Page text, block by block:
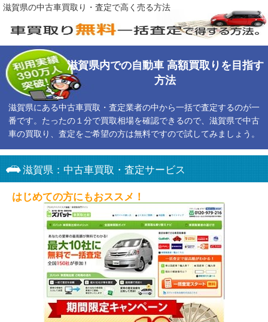
滋賀県の中古車買取り・査定で高く売る方法
滋賀県内での自動車 高額買取りを目指す
方法
滋賀県にある中古車買取・査定業者の中から一括で査定するのが一
番です。たったの１分で買取相場を確認できるので、滋賀県で中古
車の買取り、査定をご希望の方は無料ですので試してみましょう。
滋賀県：中古車買取・査定サービス
はじめての方にもおススメ！